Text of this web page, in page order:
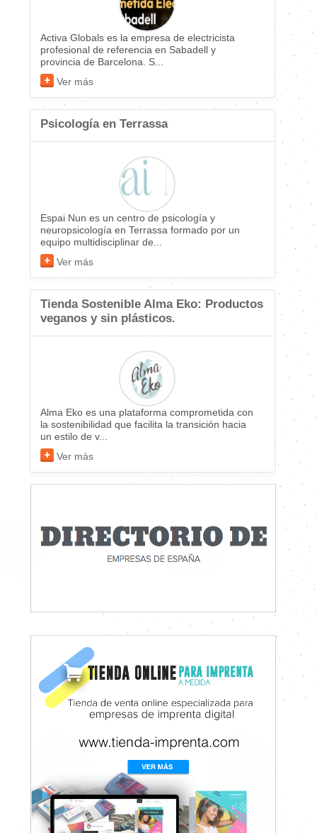
Activa Globals es la empresa de electricista
profesional de referencia en Sabadell y
provincia de Barcelona. S...
Ver más
Psicología en Terrassa
Espai Nun es un centro de psicología y
neuropsicología en Terrassa formado por un
equipo multidisciplinar de...
Ver más
Tienda Sostenible Alma Eko: Productos
veganos y sin plásticos.
Alma Eko es una plataforma comprometida con
la sostenibilidad que facilita la transición hacia
un estilo de v...
Ver más